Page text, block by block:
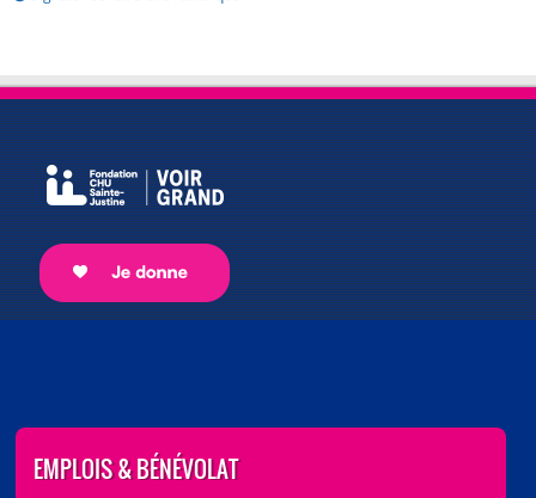
EMPLOIS & BÉNÉVOLAT